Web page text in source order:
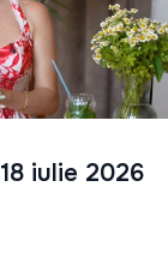
iulie 2026